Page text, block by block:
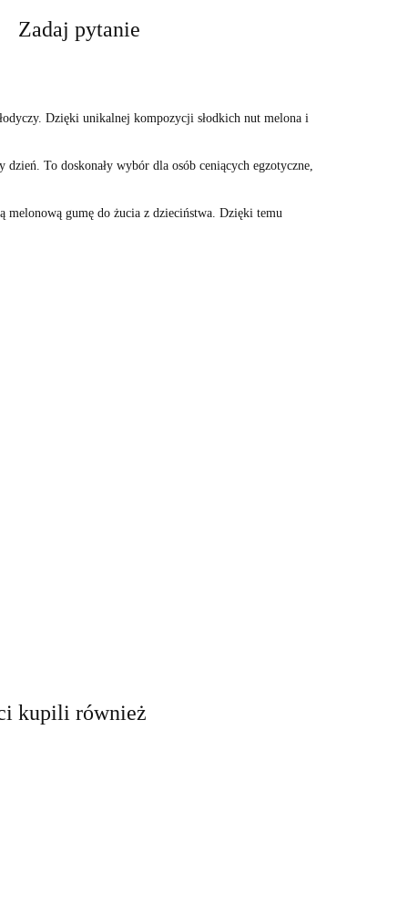
Zadaj pytanie
Dzięki unikalnej kompozycji słodkich nut melona i
To doskonały wybór dla osób ceniących egzotyczne,
melonową gumę do żucia z dzieciństwa. Dzięki temu
kupili również